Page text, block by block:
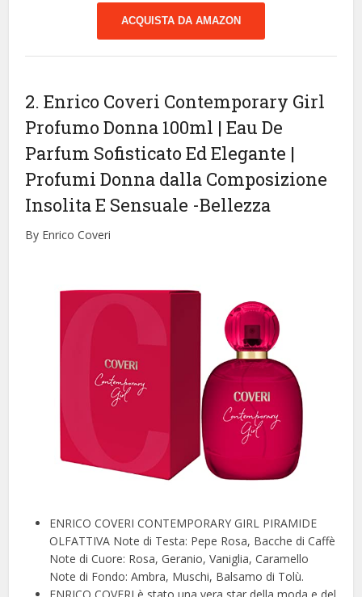
ACQUISTA DA AMAZON
2. Enrico Coveri Contemporary Girl
Profumo Donna 100ml | Eau De
Parfum Sofisticato Ed Elegante |
Profumi Donna dalla Composizione
Insolita E Sensuale -Bellezza
By Enrico Coveri
ENRICO COVERI CONTEMPORARY GIRL PIRAMIDE
OLFATTIVA Note di Testa: Pepe Rosa, Bacche di Caffè
Note di Cuore: Rosa, Geranio, Vaniglia, Caramello
Note di Fondo: Ambra, Muschi, Balsamo di Tolù.